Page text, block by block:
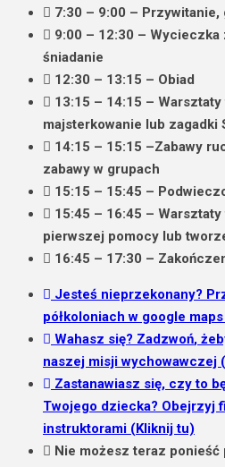
7:30 – 9:00 –
9:00 – 12:30 – Wycieczka
śniadanie
12:30 – 13:15 – Obiad
13:15 – 14:15 –
majsterkowanie lub zagadki
14:15 – 15:15 –Zabawy
zabawy w grupach
15:15 – 15:45 –
15:45 – 16:45 –
pierwszej pomocy lub
16:45 – 17:30 –
Jesteś nieprzekonany?
półkoloniach w google maps
Wahasz się? Zadzwoń,
naszej misji wychowawczej
Zastanawiasz się, czy to
Twojego dziecka? Obejrzyj
instruktorami (Kliknij tu)
Nie możesz teraz ponieść